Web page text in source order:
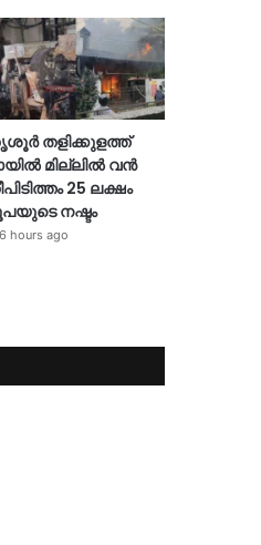
തളിക്കുളത്ത്
മില്ലില്‍ വൻ
25 ലക്ഷം
നഷ്ടം
6 hours ago